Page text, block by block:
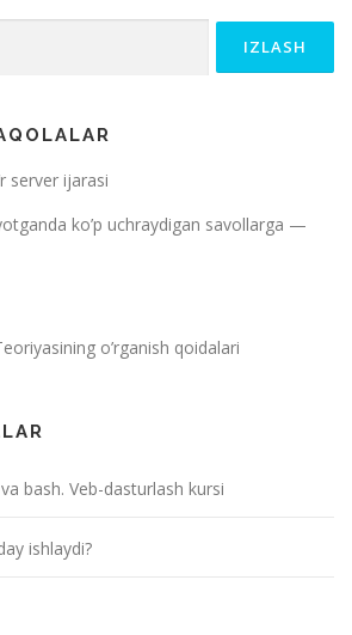
server ijarasi
ko’p uchraydigan savollarga —
o’rganish qoidalari
bash. Veb-dasturlash kursi
ishlaydi?